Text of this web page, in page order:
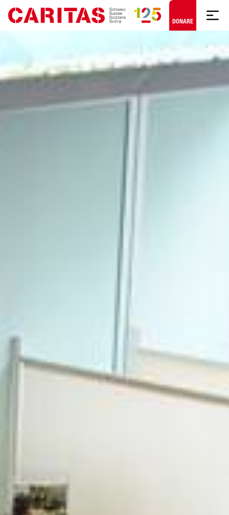
Skip to content
DONARE